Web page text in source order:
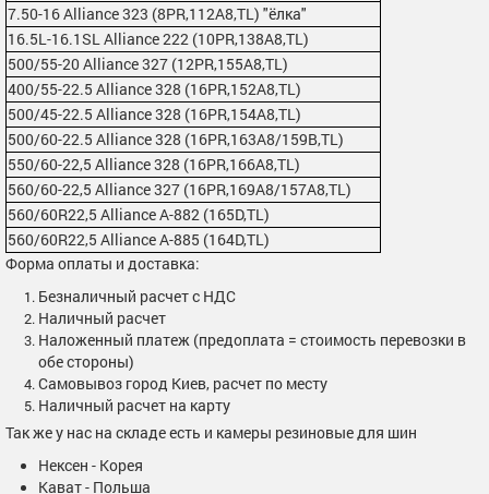
7.50-16 Alliance 323 (8PR,112A8,TL) "ёлка"
16.5L-16.1SL Alliance 222 (10PR,138A8,TL)
500/55-20 Alliance 327 (12PR,155А8,TL)
400/55-22.5 Alliance 328 (16PR,152A8,TL)
500/45-22.5 Alliance 328 (16PR,154A8,TL)
500/60-22.5 Alliance 328 (16PR,163A8/159B,TL)
550/60-22,5 Alliance 328 (16PR,166A8,TL)
560/60-22,5 Alliance 327 (16PR,169A8/157A8,TL)
560/60R22,5 Alliance А-882 (165D,TL)
560/60R22,5 Alliance А-885 (164D,TL)
Форма оплаты и доставка:
Безналичный расчет с НДС
Наличный расчет
Наложенный платеж (предоплата = стоимость перевозки в
обе стороны)
Самовывоз город Киев, расчет по месту
Наличный расчет на карту
Так же у нас на складе есть и камеры резиновые для шин
Нексен - Корея
Кават - Польша